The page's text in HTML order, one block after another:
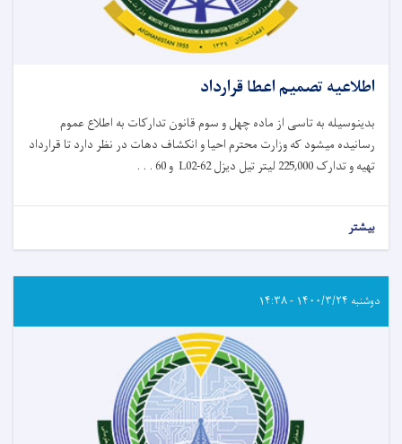
اطلاعیه تصمیم اعطا قرارداد
بدینوسیله به تاسی از ماده چهل و سوم قانون تدارکات به اطلاع عموم
رسانیده میشود که وزارت محترم احیا و انکشاف دهات در نظر دارد تا قرارداد
تهیه و تدارک 225,000 لیتر تیل دیزل
L02-62 و 60 . . .
بیشتر
دوشنبه ۱۴۰۰/۳/۲۴ - ۱۴:۳۸